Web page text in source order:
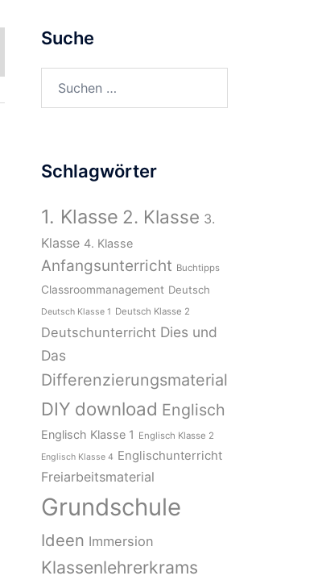
Suche
nach:
Schlagwörter
1. Klasse 2. Klasse 3.
Klasse 4. Klasse
Anfangsunterricht Buchtipps
Classroommanagement Deutsch
Deutsch Klasse 1 Deutsch Klasse 2
Deutschunterricht Dies und
Das
Differenzierungsmaterial
DIY download Englisch
Englisch Klasse 1 Englisch Klasse 2
Englisch Klasse 4 Englischunterricht
Freiarbeitsmaterial
Grundschule
Ideen Immersion
Klassenlehrerkrams